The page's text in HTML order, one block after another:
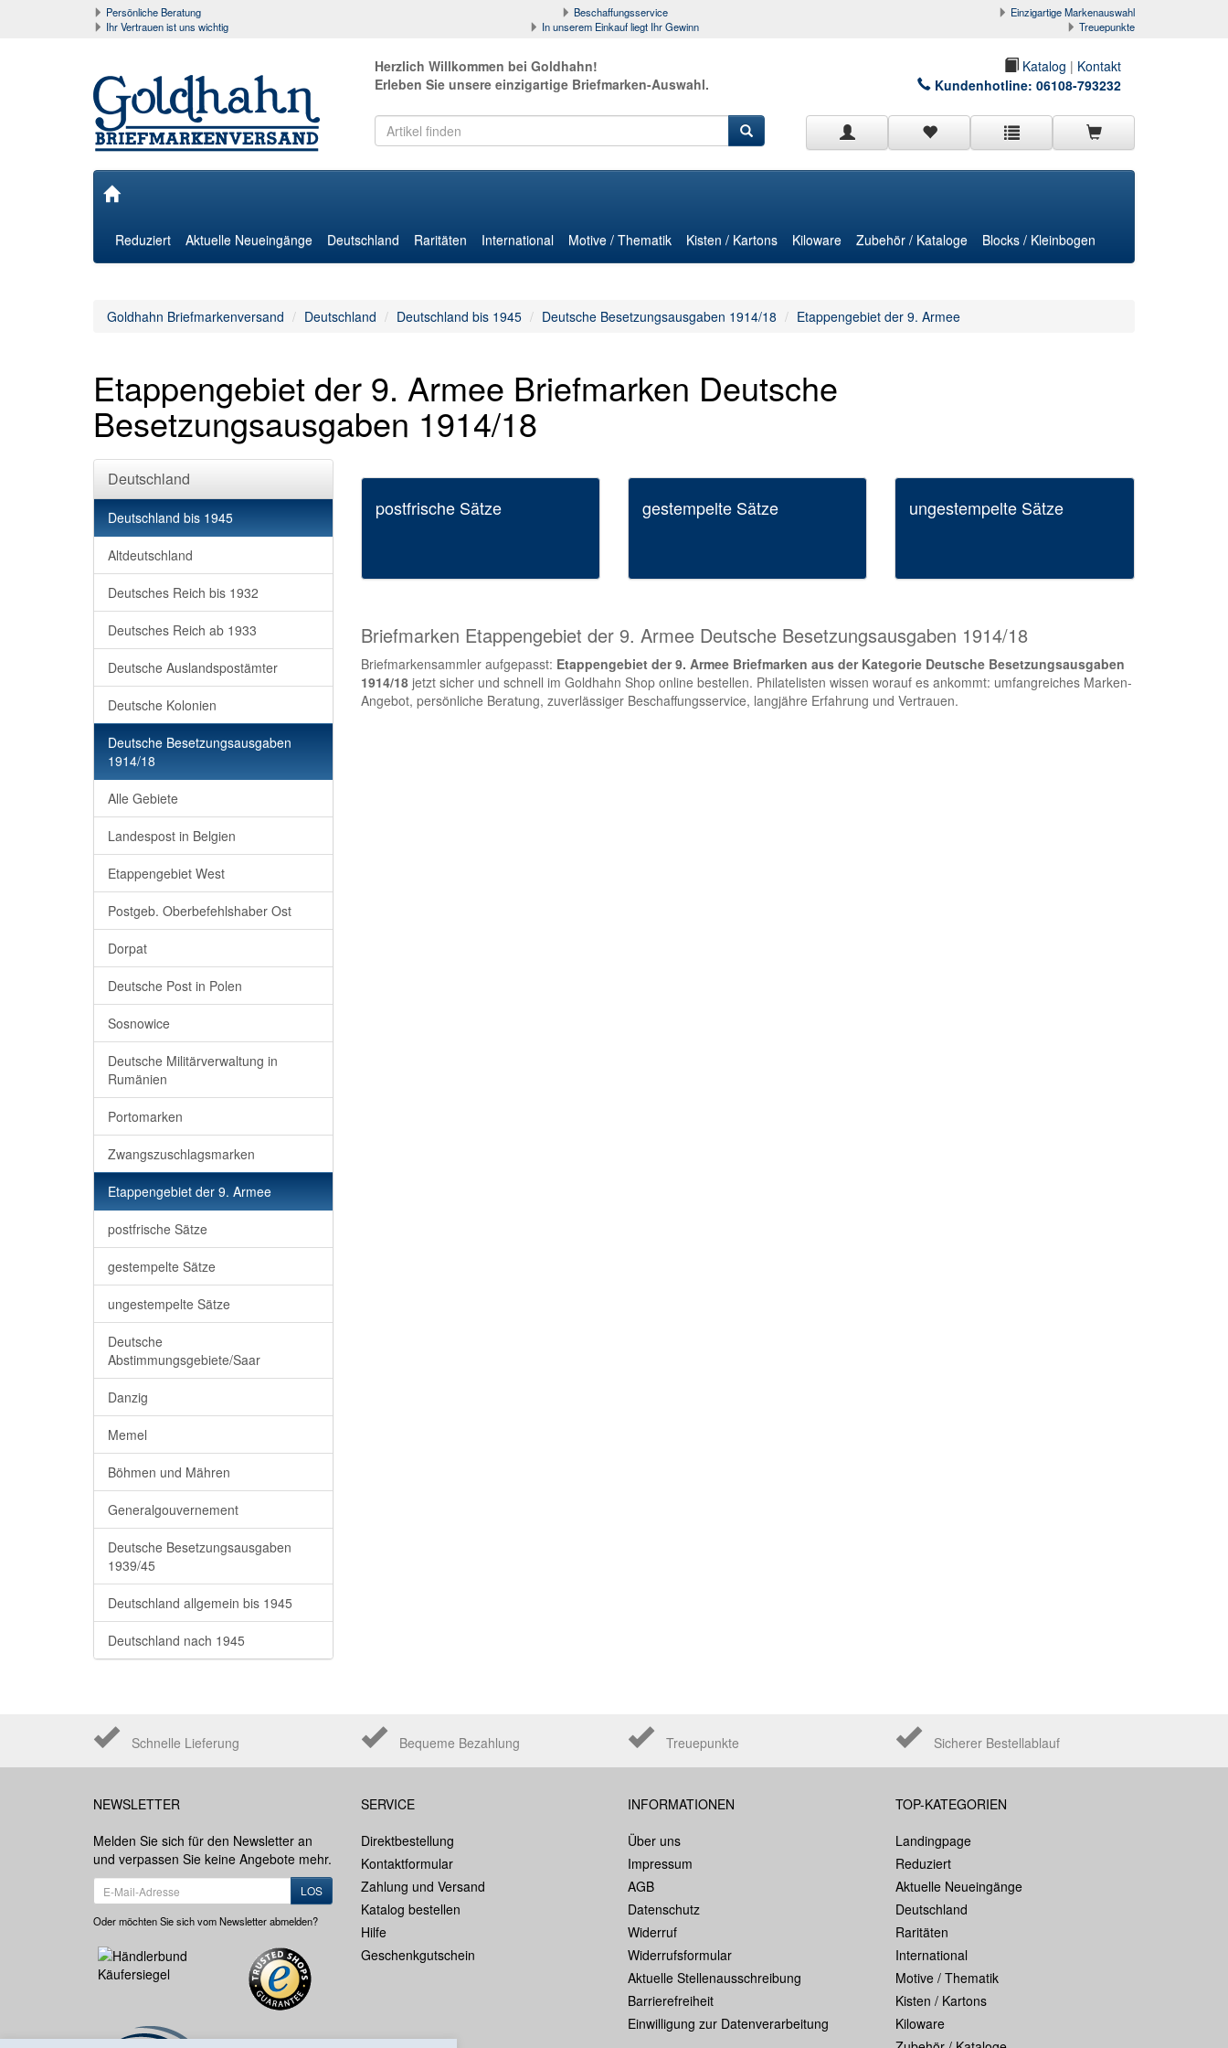
Persönliche Beratung Beschaffungsservice
Einzigartige Markenauswahl
Ihr Vertrauen ist uns wichtig
In unserem Einkauf liegt Ihr Gewinn Treuepunkte
Herzlich Willkommen bei Goldhahn!
Erleben Sie unsere einzigartige Briefmarken-Auswahl.
Katalog | Kontakt
Kundenhotline: 06108-793232
Reduziert Aktuelle Neueingänge Deutschland Raritäten International Motive / Thematik Kisten / Kartons Kiloware Zubehör / Kataloge Blocks / Kleinbogen
Goldhahn Briefmarkenversand Deutschland Deutschland bis 1945 Deutsche Besetzungsausgaben 1914/18 Etappengebiet der 9. Armee
Etappengebiet der 9. Armee Briefmarken Deutsche
Besetzungsausgaben 1914/18
Deutschland
Deutschland bis 1945
Altdeutschland
Deutsches Reich bis 1932
Deutsches Reich ab 1933
Deutsche Auslandspostämter
Deutsche Kolonien
Deutsche Besetzungsausgaben
1914/18
Alle Gebiete
Landespost in Belgien
Etappengebiet West
Postgeb. Oberbefehlshaber Ost
Dorpat
Deutsche Post in Polen
Sosnowice
Deutsche Militärverwaltung in
Rumänien
Portomarken
Zwangszuschlagsmarken
Etappengebiet der 9. Armee
postfrische Sätze
gestempelte Sätze
ungestempelte Sätze
Deutsche
Abstimmungsgebiete/Saar
Danzig
Memel
Böhmen und Mähren
Generalgouvernement
Deutsche Besetzungsausgaben
1939/45
Deutschland allgemein bis 1945
Deutschland nach 1945
postfrische Sätze gestempelte Sätze ungestempelte Sätze
Briefmarken Etappengebiet der 9. Armee Deutsche Besetzungsausgaben 1914/18
Briefmarkensammler aufgepasst: Etappengebiet der 9. Armee Briefmarken aus der Kategorie Deutsche Besetzungsausgaben
1914/18jetzt sicher und schnell im Goldhahn Shop online bestellen. Philatelisten wissen worauf es ankommt: umfangreiches Marken-
Angebot, persönliche Beratung, zuverlässiger Beschaffungsservice, langjähre Erfahrung und Vertrauen.
Schnelle Lieferung Bequeme Bezahlung Treuepunkte Sicherer Bestellablauf
NEWSLETTER
Melden Sie sich für den Newsletter an
und verpassen Sie keine Angebote mehr.
LOS
Oder möchten Sie sich vom Newsletter abmelden?
SERVICE
Direktbestellung
Kontaktformular
Zahlung und Versand
Katalog bestellen
Hilfe
Geschenkgutschein
INFORMATIONEN
Über uns
Impressum
AGB
Datenschutz
Widerruf
Widerrufsformular
Aktuelle Stellenausschreibung
Barrierefreiheit
Einwilligung zur Datenverarbeitung
TOP-KATEGORIEN
Landingpage
Reduziert
Aktuelle Neueingänge
Deutschland
Raritäten
International
Motive / Thematik
Kisten / Kartons
Kiloware